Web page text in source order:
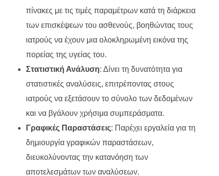
πίνακες με τις τιμές παραμέτρων κατά τη διάρκεια
των επισκέψεων του ασθενούς, βοηθώντας τους
ιατρούς να έχουν μια ολοκληρωμένη εικόνα της
πορείας της υγείας του.
Στατιστική Ανάλυση: Δίνει τη δυνατότητα για
στατιστικές αναλύσεις, επιτρέποντας στους
ιατρούς να εξετάσουν το σύνολο των δεδομένων
και να βγάλουν χρήσιμα συμπεράσματα.
Γραφικές Παραστάσεις: Παρέχει εργαλεία για τη
δημιουργία γραφικών παραστάσεων,
διευκολύνοντας την κατανόηση των
αποτελεσμάτων των αναλύσεων.